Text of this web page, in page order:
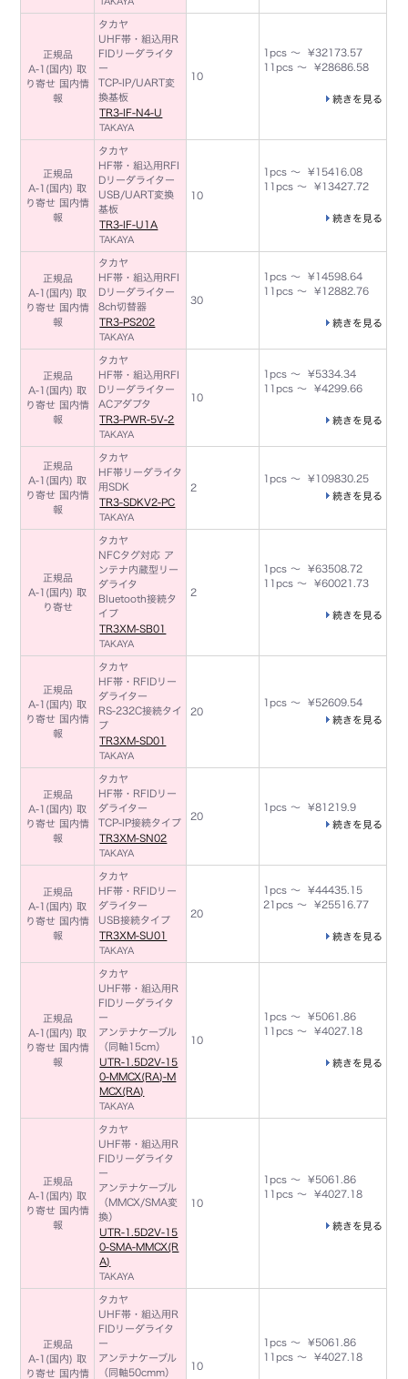
正規品
A-1(国内) 取
り寄せ 国内情
報
タカヤ
UHF帯・組込用R
FIDリーダライタ
ー
TCP-IP/UART変
換基板
TR3-IF-N4-U
TAKAYA
10
1pcs ～ ¥32173.57
11pcs ～ ¥28686.58
続きを見る
正規品
A-1(国内) 取
り寄せ 国内情
報
タカヤ
HF帯・組込用RFI
Dリーダライター
USB/UART変換
基板
TR3-IF-U1A
TAKAYA
10
1pcs ～ ¥15416.08
11pcs ～ ¥13427.72
続きを見る
正規品
A-1(国内) 取
り寄せ 国内情
報
タカヤ
HF帯・組込用RFI
Dリーダライター
8ch切替器
TR3-PS202
TAKAYA
30
1pcs ～ ¥14598.64
11pcs ～ ¥12882.76
続きを見る
正規品
A-1(国内) 取
り寄せ 国内情
報
タカヤ
HF帯・組込用RFI
Dリーダライター
ACアダプタ
TR3-PWR-5V-2
TAKAYA
10
1pcs ～ ¥5334.34
11pcs ～ ¥4299.66
続きを見る
正規品
A-1(国内) 取
り寄せ 国内情
報
タカヤ
HF帯リーダライタ
用SDK
TR3-SDKV2-PC
TAKAYA
2
1pcs ～ ¥109830.25
続きを見る
正規品
A-1(国内) 取
り寄せ
タカヤ
NFCタグ対応 ア
ンテナ内蔵型リー
ダライタ
Bluetooth接続タ
イプ
TR3XM-SB01
TAKAYA
2
1pcs ～ ¥63508.72
11pcs ～ ¥60021.73
続きを見る
正規品
A-1(国内) 取
り寄せ 国内情
報
タカヤ
HF帯・RFIDリー
ダライター
RS-232C接続タイ
プ
TR3XM-SD01
TAKAYA
20
1pcs ～ ¥52609.54
続きを見る
正規品
A-1(国内) 取
り寄せ 国内情
報
タカヤ
HF帯・RFIDリー
ダライター
TCP-IP接続タイプ
TR3XM-SN02
TAKAYA
20
1pcs ～ ¥81219.9
続きを見る
正規品
A-1(国内) 取
り寄せ 国内情
報
タカヤ
HF帯・RFIDリー
ダライター
USB接続タイプ
TR3XM-SU01
TAKAYA
20
1pcs ～ ¥44435.15
21pcs ～ ¥25516.77
続きを見る
正規品
A-1(国内) 取
り寄せ 国内情
報
タカヤ
UHF帯・組込用R
FIDリーダライタ
ー
アンテナケーブル
（同軸15cm）
UTR-1.5D2V-15
0-MMCX(RA)-M
MCX(RA)
TAKAYA
10
1pcs ～ ¥5061.86
11pcs ～ ¥4027.18
続きを見る
正規品
A-1(国内) 取
り寄せ 国内情
報
タカヤ
UHF帯・組込用R
FIDリーダライタ
ー
アンテナケーブル
（MMCX/SMA変
換）
UTR-1.5D2V-15
0-SMA-MMCX(R
A)
TAKAYA
10
1pcs ～ ¥5061.86
11pcs ～ ¥4027.18
続きを見る
正規品
A-1(国内) 取
り寄せ 国内情
タカヤ
UHF帯・組込用R
FIDリーダライタ
ー
アンテナケーブル
（同軸50cmm）
10
1pcs ～ ¥5061.86
11pcs ～ ¥4027.18